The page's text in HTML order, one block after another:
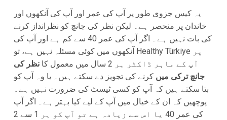
یہ کیس جزوی طور پر آپ کی عمر اور آپ کی آنکھوں اور
خاندان پر منحصر ہے۔ لیکن نظر کی جانچ کو نظرانداز کرنے
کی بات نہیں ہے۔ اگر آپ کی عمر 40 سے کم ہے اور آپ کی
آنکھوں میں کوئی مسئلہ نہیں ہے، تو Healthy Türkiye پر
آپ کے ماہر ڈاکٹر ہر 2 سال میں معمول کا
نظر کی
جانچ ترکی میں کرنے کی تجویز دے سکتے ہیں۔ یا وہ آپ کو
بتا سکتے ہیں کہ آپ کو کسی ٹیسٹ کی ضرورت نہیں ہے۔
پوچھیں کہ ان کے خیال میں آپ کے لیے کیا بہتر ہے۔ اگر آپ
کی عمر 40 یا اس سے زیادہ ہے تو آپ کو ہر 1 سے 2